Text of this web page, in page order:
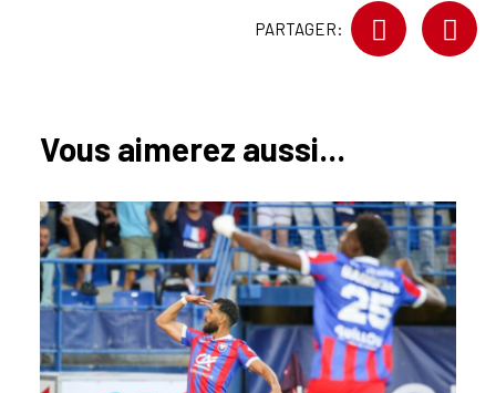
PARTAGER:
Vous aimerez aussi...